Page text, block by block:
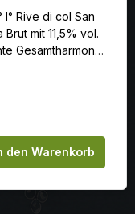
Rive di col San
mit 11,5% vol.
Gesamtharmonie
den Warenkorb